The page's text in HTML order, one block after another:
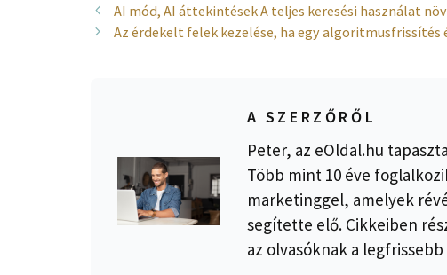
AI mód, AI áttekintések A teljes keresési használat
Az érdekelt felek kezelése, ha egy algoritmusfrissítés
A SZERZŐRŐL
Peter, az eOldal.hu
Több mint 10 éve
marketinggel, amelyek
segítette elő. Cikkeiben
az olvasóknak a